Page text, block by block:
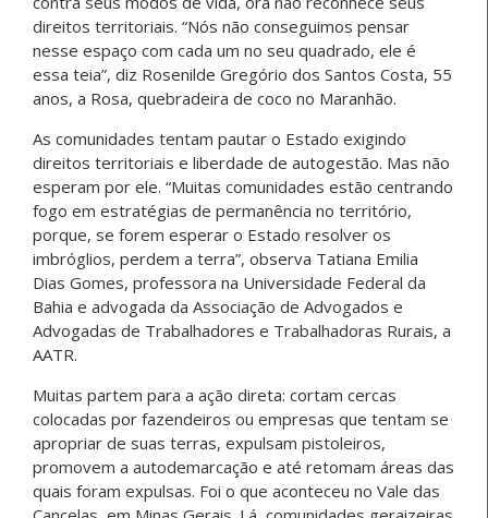
direitos territoriais. “Nós não conseguimos pensar
nesse espaço com cada um no seu quadrado, ele é
essa teia”, diz Rosenilde Gregório dos Santos Costa, 55
anos, a Rosa, quebradeira de coco no Maranhão.
As comunidades tentam pautar o Estado exigindo
direitos territoriais e liberdade de autogestão. Mas não
esperam por ele. “Muitas comunidades estão centrando
fogo em estratégias de permanência no território,
porque, se forem esperar o Estado resolver os
imbróglios, perdem a terra”, observa Tatiana Emilia
Dias Gomes, professora na Universidade Federal da
Bahia e advogada da Associação de Advogados e
Advogadas de Trabalhadores e Trabalhadoras Rurais, a
AATR.
Muitas partem para a ação direta: cortam cercas
colocadas por fazendeiros ou empresas que tentam se
apropriar de suas terras, expulsam pistoleiros,
promovem a autodemarcação e até retomam áreas das
quais foram expulsas. Foi o que aconteceu no Vale das